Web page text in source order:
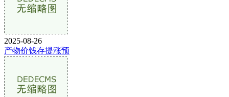
2025-08-26
产物价钱存提涨预